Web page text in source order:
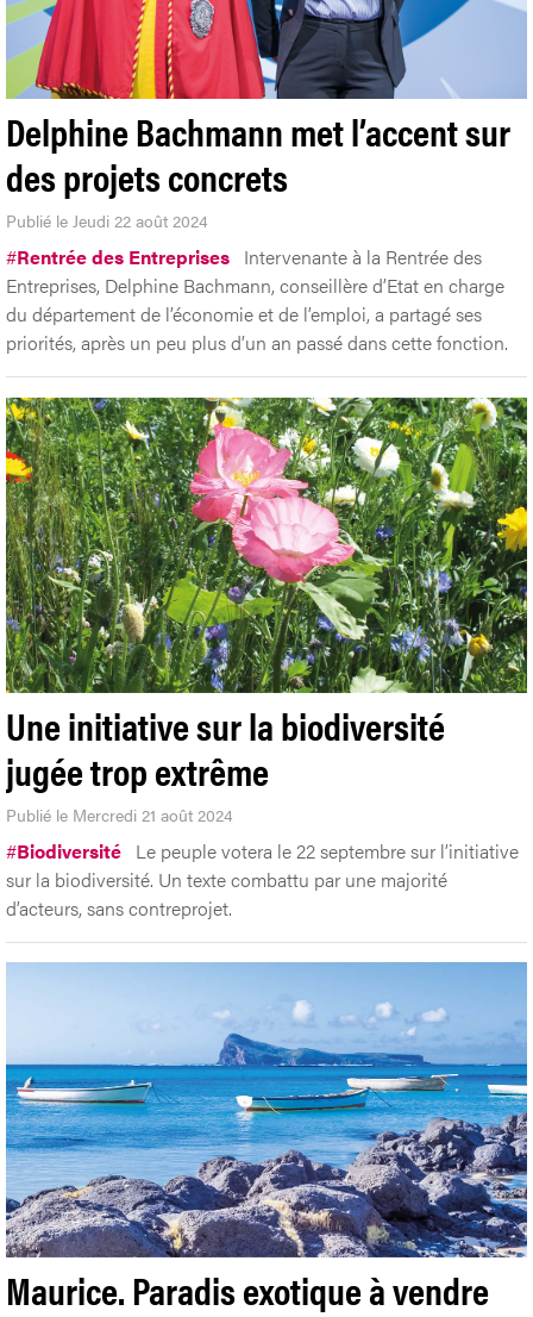
Delphine Bachmann met l’accent sur
des projets concrets
Publié le Jeudi 22 août 2024
#Rentrée des Entreprises Intervenante à la Rentrée des
Entreprises, Delphine Bachmann, conseillère d’Etat en charge
du département de l’économie et de l’emploi, a partagé ses
priorités, après un peu plus d’un an passé dans cette fonction.
Une initiative sur la biodiversité
jugée trop extrême
Publié le Mercredi 21 août 2024
#Biodiversité Le peuple votera le 22 septembre sur l’initiative
sur la biodiversité. Un texte combattu par une majorité
d’acteurs, sans contreprojet.
Maurice. Paradis exotique à vendre